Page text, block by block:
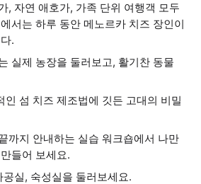
, 자연 애호가, 가족 단위 여행객 모두
서는 하루 동안 메노르카 치즈 장인이
.
실제 농장을 둘러보고, 활기찬 동물
인 섬 치즈 제조법에 깃든 고대의 비밀
까지 안내하는 실습 워크숍에서 나만
들어 보세요.
실, 숙성실을 둘러보세요.